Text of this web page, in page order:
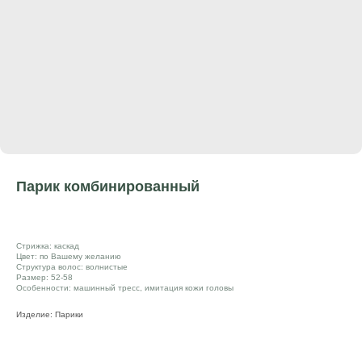
Парик комбинированный
Стрижка: каскад
Цвет: по Вашему желанию
Структура волос: волнистые
Размер: 52-58
Особенности: машинный тресс, имитация кожи головы
Изделие: Парики